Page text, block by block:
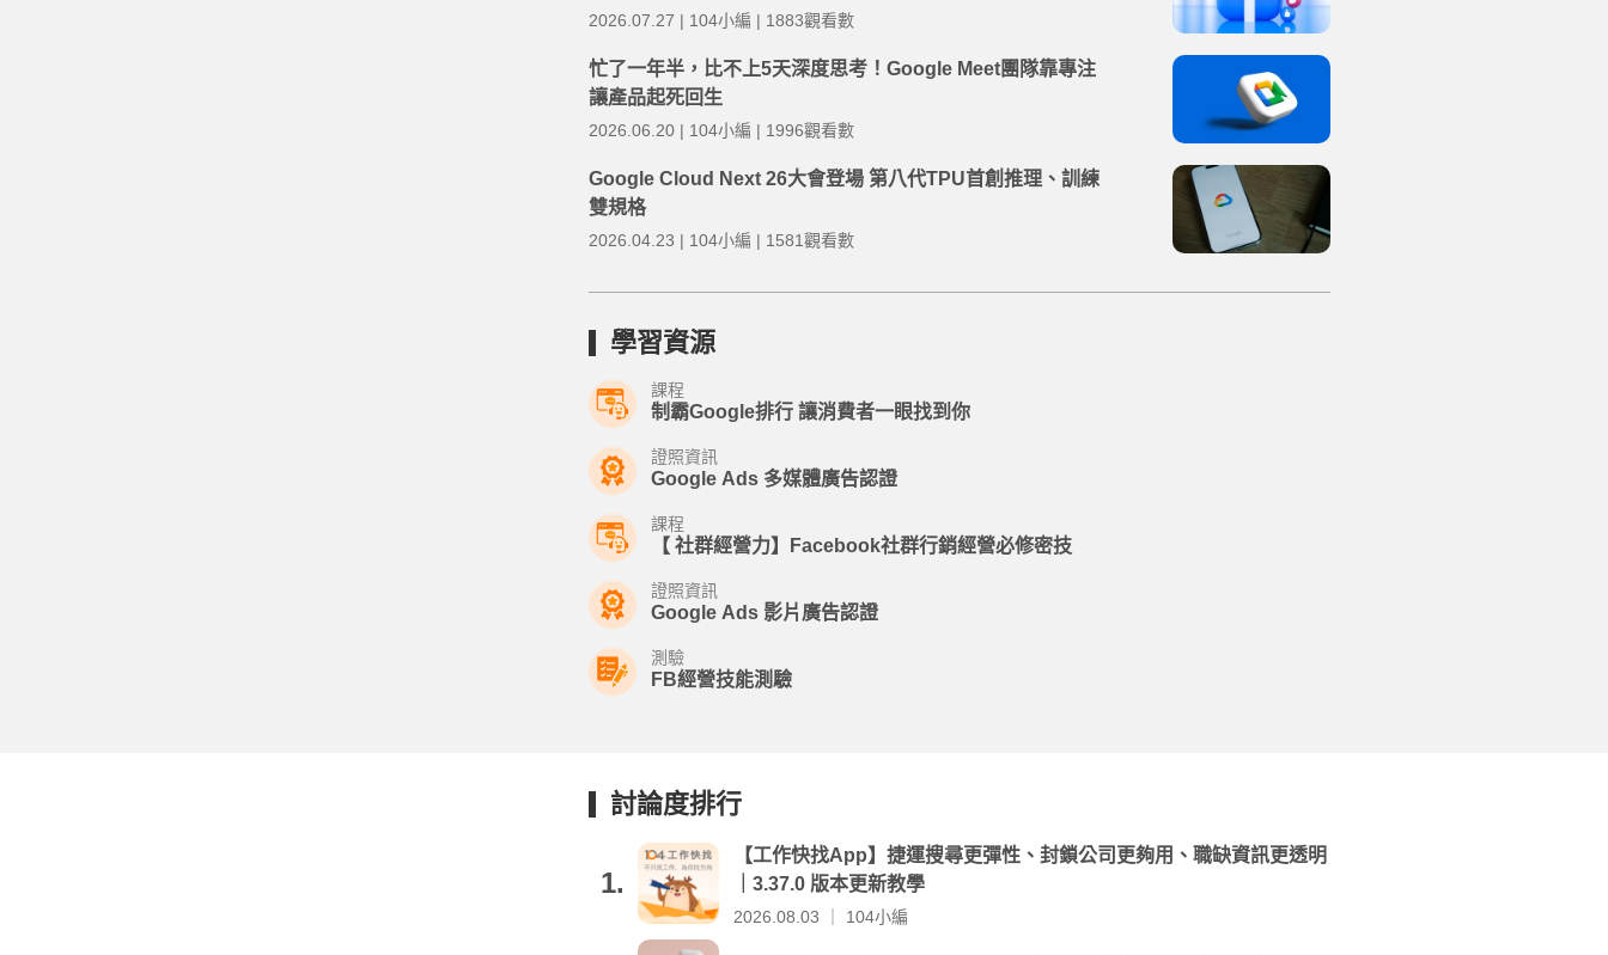
2026.07.27 | 104小編 | 1883觀看數
忙了一年半，比不上5天深度思考！Google Meet團隊靠專注
讓產品起死回生
2026.06.20 | 104小編 | 1996觀看數
Google Cloud Next 26大會登場 第八代TPU首創推理、訓練
雙規格
2026.04.23 | 104小編 | 1581觀看數
學習資源
課程
制霸Google排行 讓消費者一眼找到你
證照資訊
Google Ads 多媒體廣告認證
課程
【 社群經營力】Facebook社群行銷經營必修密技
證照資訊
Google Ads 影片廣告認證
測驗
FB經營技能測驗
討論度排行
1.
【工作快找App】捷運搜尋更彈性、封鎖公司更夠用、職缺資訊更透明
｜3.37.0 版本更新教學
2026.08.03 ｜ 104小編